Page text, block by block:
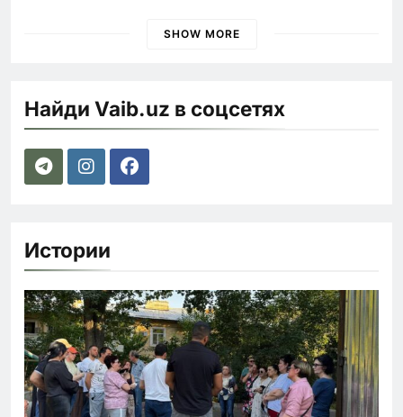
SHOW MORE
Найди Vaib.uz в соцсетях
Истории